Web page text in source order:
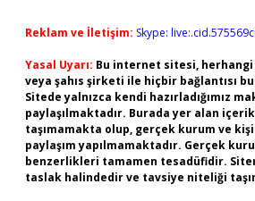
Reklam ve İletişim: Skype:
Yasal Uyarı: Bu internet sitesi,
veya şahıs şirketi ile hiçbir bağlantısı
Sitede yalnızca kendi hazırladığımız
paylaşılmaktadır. Burada yer alan
taşımamakta olup, gerçek kurum ve
paylaşım yapılmamaktadır. Gerçek
benzerlikleri tamamen tesadüfidir.
taslak halindedir ve tavsiye niteliği